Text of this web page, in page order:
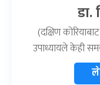
डा.
(दक्षिण
उपाध्यायले केही